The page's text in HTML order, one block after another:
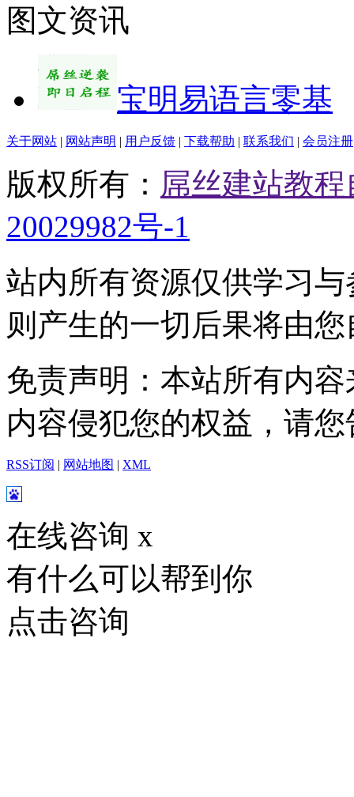
图文资讯
宝明易语言零基
关于网站 | 网站声明 | 用户反馈 | 下载帮助 | 联系我们 | 会员注册
版权所有： 屌丝建站教
20029982号-1
站内所有资源仅供学习
则产生的一切后果将由
免责声明：本站所有内
内容侵犯您的权益，请
RSS订阅 | 网站地图 | XML
在线咨询 x
有什么可以帮到你
点击咨询